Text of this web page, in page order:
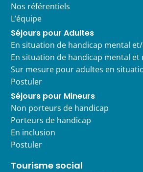
Nos référentiels
L’équipe
Séjours pour Adultes
En situation de handicap mental
En situation de handicap mental et
Sur mesure pour adultes en
Postuler
Séjours pour Mineurs
Non porteurs de handicap
Porteurs de handicap
En inclusion
Postuler
Tourisme social